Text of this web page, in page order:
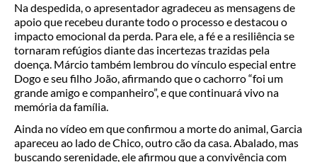
Na despedida, o apresentador agradeceu as mensagens de
apoio que recebeu durante todo o processo e destacou o
impacto emocional da perda. Para ele, a fé e a resiliência se
tornaram refúgios diante das incertezas trazidas pela
doença. Márcio também lembrou do vínculo especial entre
Dogo e seu filho João, afirmando que o cachorro “foi um
grande amigo e companheiro”, e que continuará vivo na
memória da família.
Ainda no vídeo em que confirmou a morte do animal, Garcia
apareceu ao lado de Chico, outro cão da casa. Abalado, mas
buscando serenidade, ele afirmou que a convivência com